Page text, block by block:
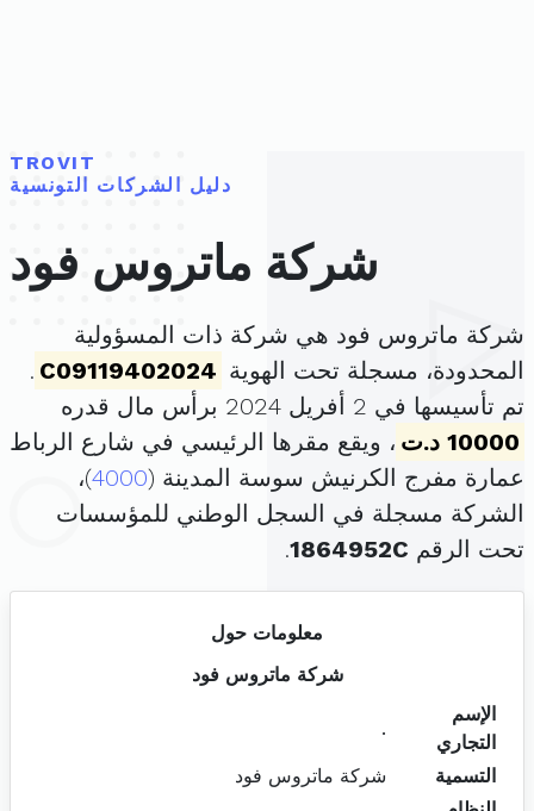
TROVIT
دليل الشركات التونسية
شركة ماتروس فود
شركة ماتروس فود هي شركة ذات المسؤولية
المحدودة، مسجلة تحت الهوية C09119402024
.
تم تأسيسها في 2 أفريل 2024 برأس مال قدره
10000 د.ت
، ويقع مقرها الرئيسي في شارع الرباط
عمارة مفرج الكرنيش سوسة المدينة (4000)،
الشركة مسجلة في السجل الوطني للمؤسسات
تحت الرقم 1864952C
.
معلومات حول
شركة ماتروس فود
الإسم
التجاري
.
التسمية
شركة ماتروس فود